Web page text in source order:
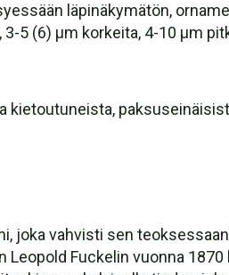
läpinäkymätön,
5 (6) µm korkeita, 4-10 µm
kietoutuneista,
joka vahvisti sen
Fuckelin vuonna